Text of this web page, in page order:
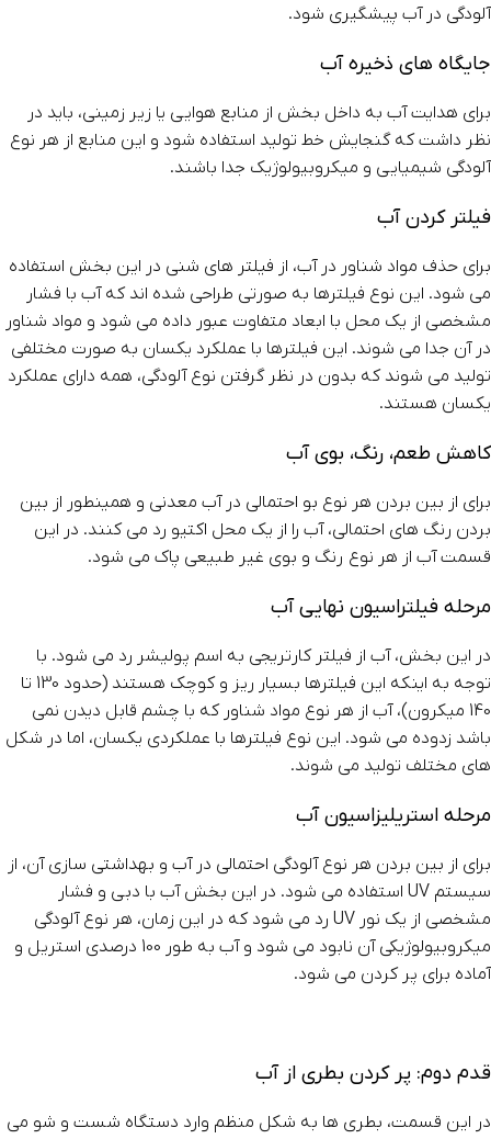
آلودگی در آب پیشگیری شود.
جایگاه های ذخیره آب
برای هدایت آب به داخل بخش از منابع هوایی یا زیر زمینی، باید در
نظر داشت که گنجایش خط تولید استفاده شود و این منابع از هر نوع
آلودگی شیمیایی و میکروبیولوژیک جدا باشند.
فیلتر کردن آب
برای حذف مواد شناور در آب، از فیلتر های شنی در این بخش استفاده
می شود. این نوع فیلترها به صورتی طراحی شده اند که آب با فشار
مشخصی از یک محل با ابعاد متفاوت عبور داده می شود و مواد شناور
در آن جدا می شوند. این فیلترها با عملکرد یکسان به صورت مختلفی
تولید می شوند که بدون در نظر گرفتن نوع آلودگی، همه دارای عملکرد
یکسان هستند.
کاهش طعم، رنگ، بوی آب
برای از بین بردن هر نوع بو احتمالی در آب معدنی و همینطور از بین
بردن رنگ های احتمالی، آب را از یک محل اکتیو رد می کنند. در این
قسمت آب از هر نوع رنگ و بوی غیر طبیعی پاک می شود.
مرحله فیلتراسیون نهایی آب
در این بخش، آب از فیلتر کارتریجی به اسم پولیشر رد می شود. با
توجه به اینکه این فیلترها بسیار ریز و کوچک هستند (حدود 130 تا
140 میکرون)، آب از هر نوع مواد شناور که با چشم قابل دیدن نمی
باشد زدوده می شود. این نوع فیلترها با عملکردی یکسان، اما در شکل
های مختلف تولید می شوند.
مرحله استریلیزاسیون آب
برای از بین بردن هر نوع آلودگی احتمالی در آب و بهداشتی سازی آن، از
سیستم UV استفاده می شود. در این بخش آب با دبی و فشار
مشخصی از یک نور UV رد می شود که در این زمان، هر نوع آلودگی
میکروبیولوژیکی آن نابود می شود و آب به طور 100 درصدی استریل و
آماده برای پر کردن می شود.
قدم دوم: پر کردن بطری از آب
در این قسمت، بطری ها به شکل منظم وارد دستگاه شست و شو می